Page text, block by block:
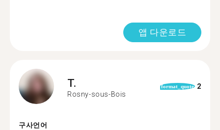
앱 다운로드
T.
Rosny-sous-Bois
format_quote 2
구사언어